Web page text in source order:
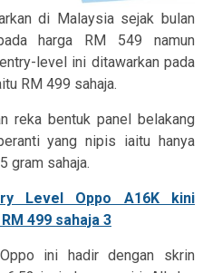
di Malaysia sejak bulan
harga RM 549 namun
level ini ditawarkan pada
RM 499 sahaja.
reka bentuk panel belakang
yang nipis iaitu hanya
gram sahaja.
ini hadir dengan skrin